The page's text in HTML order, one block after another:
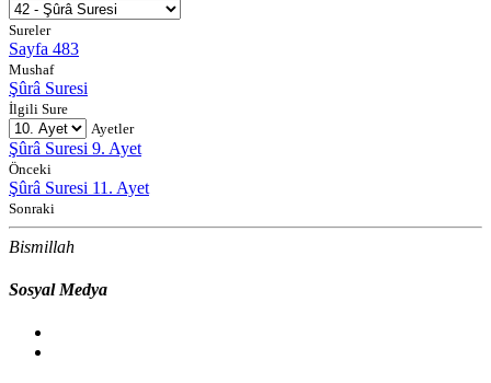
Sureler
Sayfa 483
Mushaf
Şûrâ Suresi
İlgili Sure
Ayetler
Şûrâ Suresi 9. Ayet
Önceki
Şûrâ Suresi 11. Ayet
Sonraki
Bismillah
Sosyal Medya